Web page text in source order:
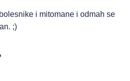
i mitomane i odmah se
;)